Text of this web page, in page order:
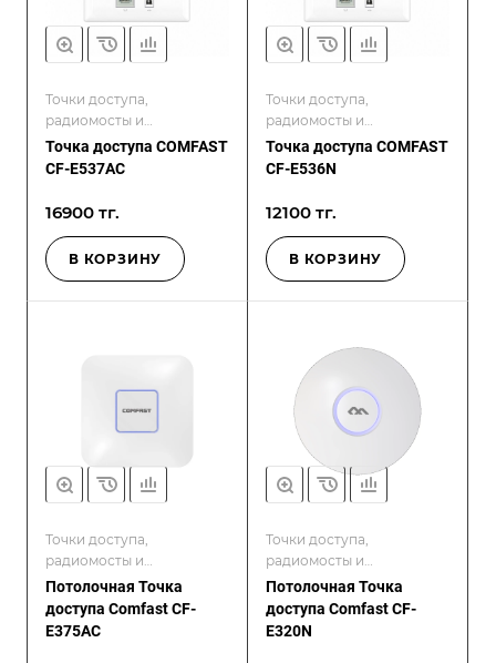
Точки доступа,
радиомосты и
контроллеры
Точка доступа COMFAST
CF-E537AC
16900 тг.
В КОРЗИНУ
Точки доступа,
радиомосты и
контроллеры
Точка доступа COMFAST
CF-E536N
12100 тг.
В КОРЗИНУ
Точки доступа,
радиомосты и
контроллеры
Потолочная Точка
доступа Comfast CF-
E375AC
Точки доступа,
радиомосты и
контроллеры
Потолочная Точка
доступа Comfast CF-
E320N